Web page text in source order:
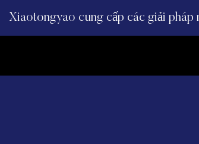
Xiaotongyao cung cấp các giải